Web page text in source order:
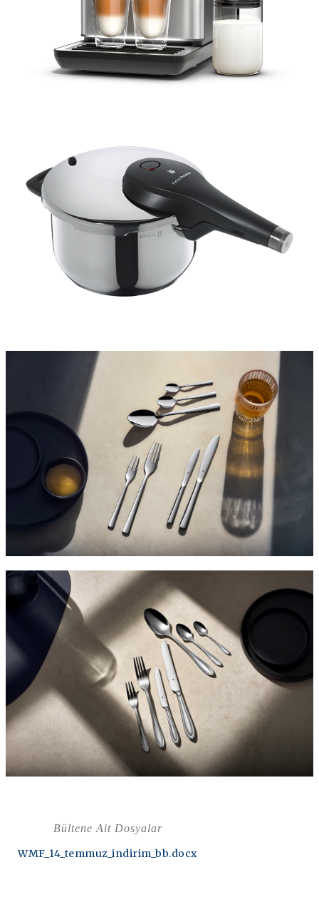
Bültene Ait Dosyalar
WMF_14_temmuz_indirim_bb.docx